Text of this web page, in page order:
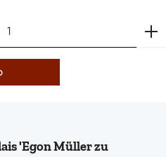
gewünschten Wert
'Egon Müller zu